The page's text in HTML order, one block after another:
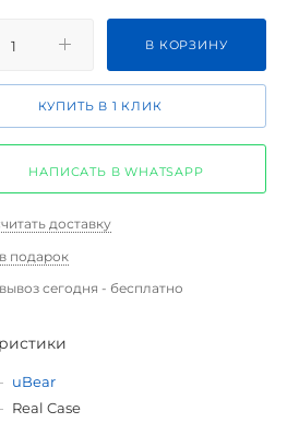
В КОРЗИНУ
КУПИТЬ В 1 КЛИК
НАПИСАТЬ В WHATSAPP
доставку
подарок
сегодня - бесплатно
uBear
Real Case